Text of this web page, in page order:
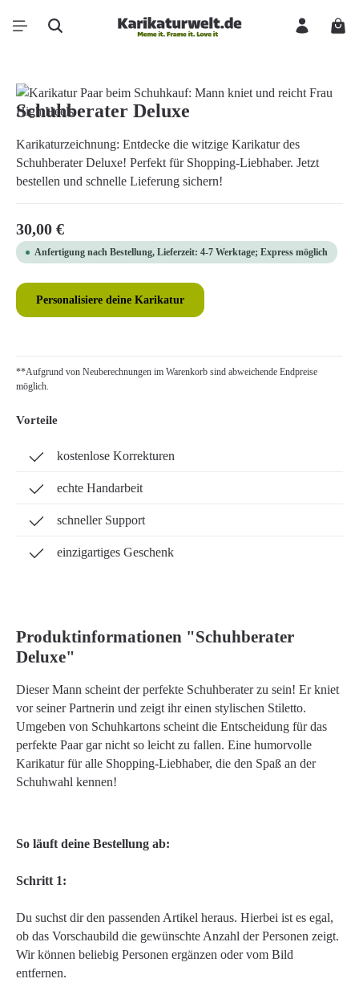
Zum Hauptinhalt springen
Bildergalerie überspringen
Schuhberater Deluxe
Karikaturzeichnung: Entdecke die witzige Karikatur des
Schuhberater Deluxe! Perfekt für Shopping-Liebhaber. Jetzt
bestellen und schnelle Lieferung sichern!
Regulärer Preis:
30,00 €
Anfertigung nach Bestellung, Lieferzeit: 4-7 Werktage; Express möglich
Personalisiere deine Karikatur
**Aufgrund von Neuberechnungen im Warenkorb sind abweichende Endpreise
möglich.
Vorteile
kostenlose Korrekturen
echte Handarbeit
schneller Support
einzigartiges Geschenk
Produktinformationen "Schuhberater
Deluxe"
Dieser Mann scheint der perfekte Schuhberater zu sein! Er kniet
vor seiner Partnerin und zeigt ihr einen stylischen Stiletto.
Umgeben von Schuhkartons scheint die Entscheidung für das
perfekte Paar gar nicht so leicht zu fallen. Eine humorvolle
Karikatur für alle Shopping-Liebhaber, die den Spaß an der
Schuhwahl kennen!
So läuft deine Bestellung ab:
Schritt 1:
Du suchst dir den passenden Artikel heraus. Hierbei ist es egal,
ob das Vorschaubild die gewünschte Anzahl der Personen zeigt.
Wir können beliebig Personen ergänzen oder vom Bild
entfernen.